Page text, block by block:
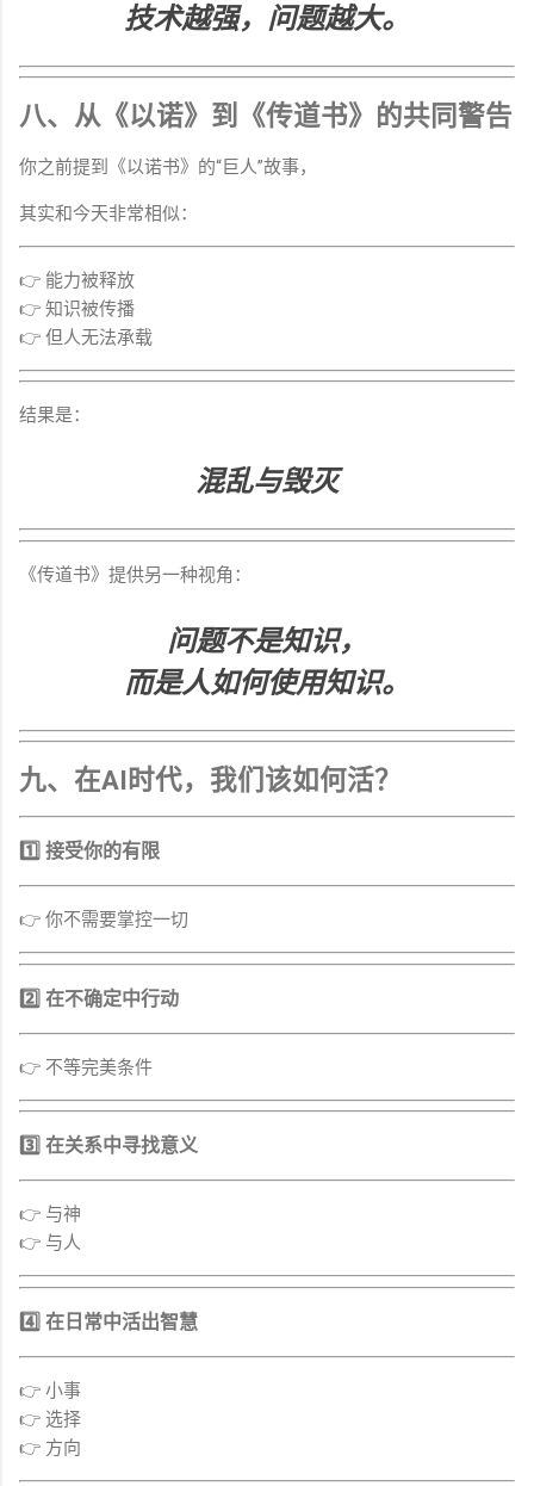
技术越强，问题越大。
八、从《以诺》到《传道书》的共同警告
你之前提到《以诺书》的“巨人”故事，
其实和今天非常相似：
👉 能力被释放
👉 知识被传播
👉 但人无法承载
结果是：
混乱与毁灭
《传道书》提供另一种视角：
问题不是知识，
而是人如何使用知识。
九、在AI时代，我们该如何活？
1️⃣ 接受你的有限
👉 你不需要掌控一切
2️⃣ 在不确定中行动
👉 不等完美条件
3️⃣ 在关系中寻找意义
👉 与神
👉 与人
4️⃣ 在日常中活出智慧
👉 小事
👉 选择
👉 方向